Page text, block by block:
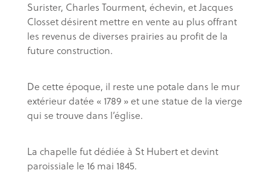
Surister, Charles Tourment, échevin, et Jacques
Closset désirent mettre en vente au plus offrant
les revenus de diverses prairies au profit de la
future construction.
De cette époque, il reste une potale dans le mur
extérieur datée « 1789 » et une statue de la vierge
qui se trouve dans l’église.
La chapelle fut dédiée à St Hubert et devint
paroissiale le 16 mai 1845.